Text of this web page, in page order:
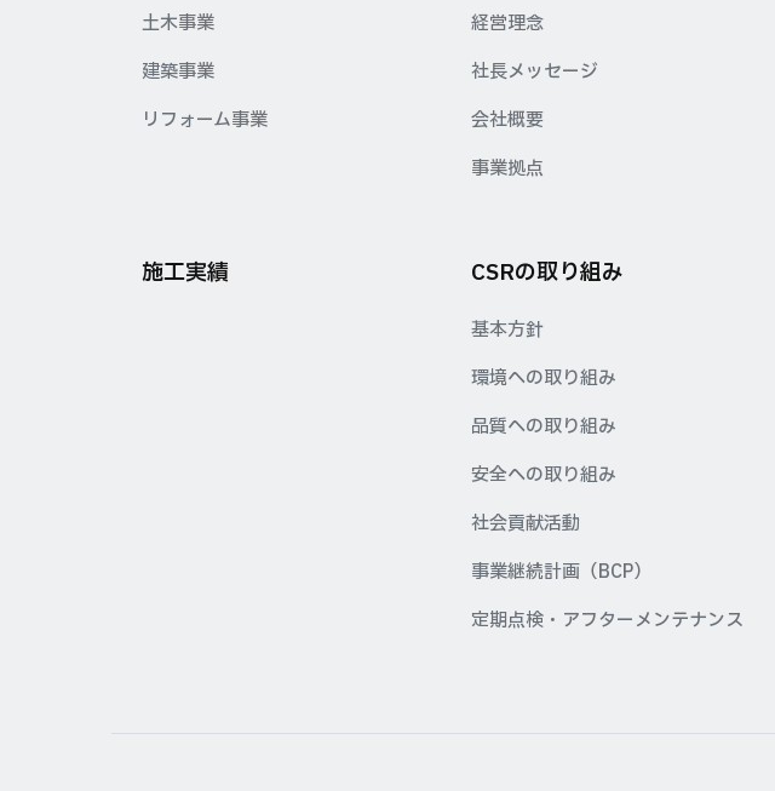
土木事業
建築事業
リフォーム事業
経営理念
社長メッセージ
会社概要
事業拠点
施工実績 CSRの取り組み
基本方針
環境への取り組み
品質への取り組み
安全への取り組み
社会貢献活動
事業継続計画（BCP）
定期点検・アフターメンテナンス